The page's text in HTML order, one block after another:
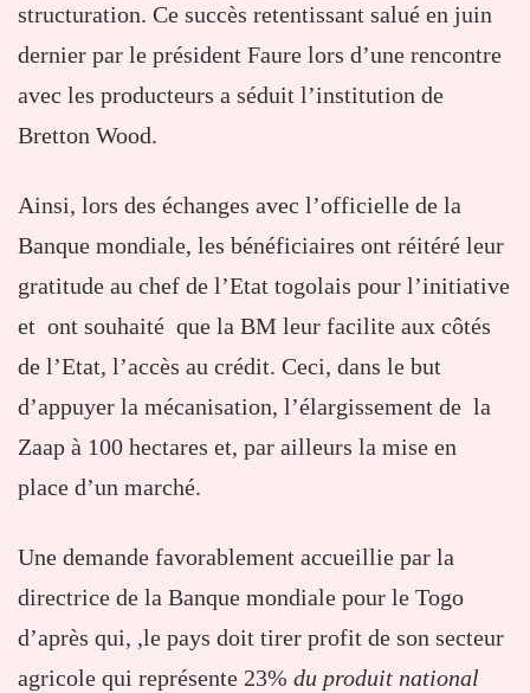
structuration. Ce succès retentissant salué en juin
dernier par le président Faure lors d’une rencontre
avec les producteurs a séduit l’institution de
Bretton Wood.
Ainsi, lors des échanges avec l’officielle de la
Banque mondiale, les bénéficiaires ont réitéré leur
gratitude au chef de l’Etat togolais pour l’initiative
et ont souhaité que la BM leur facilite aux côtés
de l’Etat, l’accès au crédit. Ceci, dans le but
d’appuyer la mécanisation, l’élargissement de la
Zaap à 100 hectares et, par ailleurs la mise en
place d’un marché.
Une demande favorablement accueillie par la
directrice de la Banque mondiale pour le Togo
d’après qui, ,le pays doit tirer profit de son secteur
agricole qui représente 23% du produit national